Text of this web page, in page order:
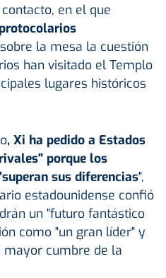
en el que
la mesa la cuestión
han visitado el Templo
lugares históricos
, Xi ha pedido a Estados
porque los
sus diferencias",
estadounidense confió
un "futuro fantástico
como "un gran líder" y
mayor cumbre de la